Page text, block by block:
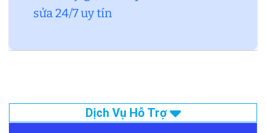
sửa 24/7 uy tín
Dịch Vụ Hỗ Trợ